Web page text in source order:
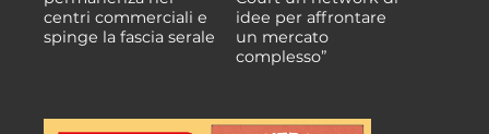
centri commerciali e
spinge la fascia serale
idee per affrontare
un mercato
complesso”